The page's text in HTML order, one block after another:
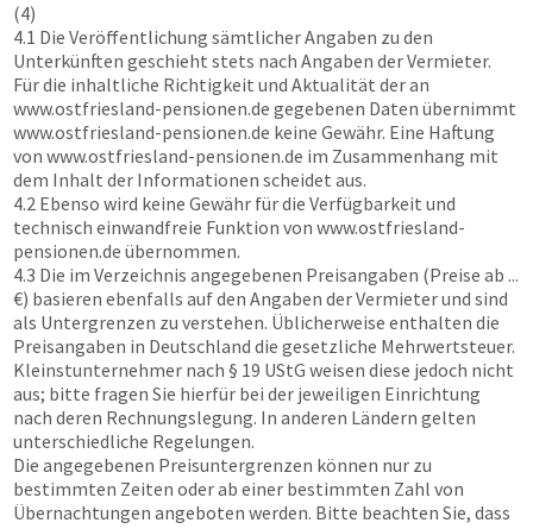
(4)
4.1 Die Veröffentlichung sämtlicher Angaben zu den
Unterkünften geschieht stets nach Angaben der Vermieter.
Für die inhaltliche Richtigkeit und Aktualität der an
www.ostfriesland-pensionen.de gegebenen Daten übernimmt
www.ostfriesland-pensionen.de keine Gewähr. Eine Haftung
von www.ostfriesland-pensionen.de im Zusammenhang mit
dem Inhalt der Informationen scheidet aus.
4.2 Ebenso wird keine Gewähr für die Verfügbarkeit und
technisch einwandfreie Funktion von www.ostfriesland-
pensionen.de übernommen.
4.3 Die im Verzeichnis angegebenen Preisangaben (Preise ab ...
€) basieren ebenfalls auf den Angaben der Vermieter und sind
als Untergrenzen zu verstehen. Üblicherweise enthalten die
Preisangaben in Deutschland die gesetzliche Mehrwertsteuer.
Kleinstunternehmer nach § 19 UStG weisen diese jedoch nicht
aus; bitte fragen Sie hierfür bei der jeweiligen Einrichtung
nach deren Rechnungslegung. In anderen Ländern gelten
unterschiedliche Regelungen.
Die angegebenen Preisuntergrenzen können nur zu
bestimmten Zeiten oder ab einer bestimmten Zahl von
Übernachtungen angeboten werden. Bitte beachten Sie, dass